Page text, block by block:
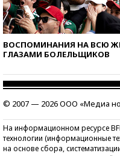
ВОСПОМИНАНИЯ НА ВСЮ
ГЛАЗАМИ БОЛЕЛЬЩИКОВ
© 2007 — 2026 ООО «Медиа
На информационном ресурсе
технологии (информационные
на основе сбора,